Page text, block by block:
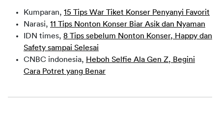
Kumparan, 15 Tips War Tiket Konser Penyanyi Favorit
Narasi, 11 Tips Nonton Konser Biar Asik dan Nyaman
IDN times, 8 Tips sebelum Nonton Konser, Happy dan
Safety sampai Selesai
CNBC indonesia, Heboh Selfie Ala Gen Z, Begini
Cara Potret yang Benar